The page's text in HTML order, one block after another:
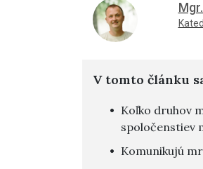
V tomto článku
Koľko druhov
spoločenstiev
Komunikujú